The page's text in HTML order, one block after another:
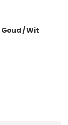
/ Wit